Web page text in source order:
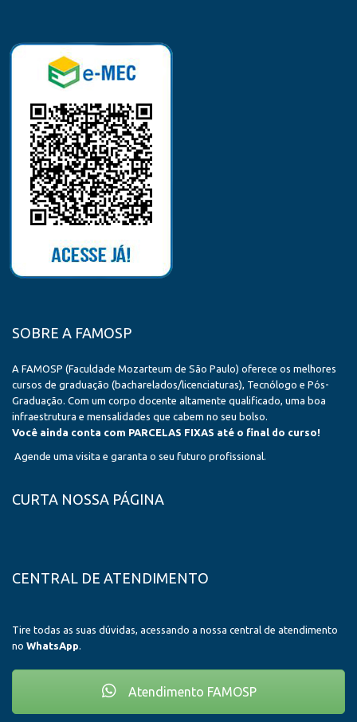
SOBRE A FAMOSP
A FAMOSP (Faculdade Mozarteum de São Paulo) oferece os melhores
cursos de graduação (bacharelados/licenciaturas), Tecnólogo e Pós-
Graduação. Com um corpo docente altamente qualificado, uma boa
infraestrutura e mensalidades que cabem no seu bolso.
Você ainda conta com PARCELAS FIXAS até o final do curso!
Agende uma visita e garanta o seu futuro profissional.
CURTA NOSSA PÁGINA
CENTRAL DE ATENDIMENTO
Tire todas as suas dúvidas, acessando a nossa central de atendimento
no WhatsApp.
Atendimento FAMOSP